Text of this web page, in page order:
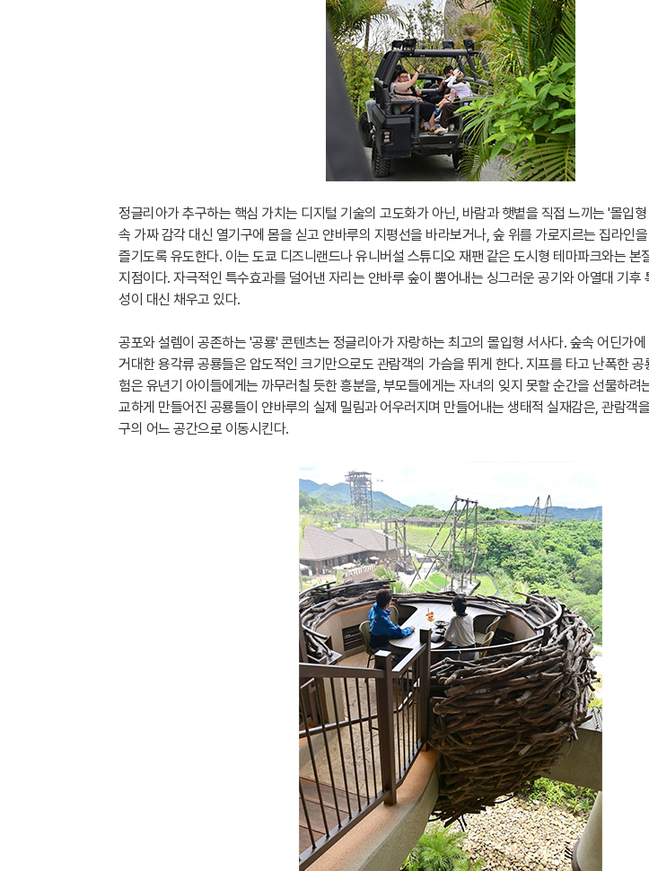
정글리아가 추구하는 핵심 가치는 디지털 기술의 고도화가 아닌, 바람과 햇볕을 직접 느끼는 '몰입
속 가짜 감각 대신 열기구에 몸을 싣고 얀바루의 지평선을 바라보거나, 숲 위를 가로지르는 집라인
즐기도록 유도한다. 이는 도쿄 디즈니랜드나 유니버설 스튜디오 재팬 같은 도시형 테마파크와는 본
지점이다. 자극적인 특수효과를 덜어낸 자리는 얀바루 숲이 뿜어내는 싱그러운 공기와 아열대 기후
성이 대신 채우고 있다.
공포와 설렘이 공존하는 '공룡' 콘텐츠는 정글리아가 자랑하는 최고의 몰입형 서사다. 숲속 어딘가
거대한 용각류 공룡들은 압도적인 크기만으로도 관람객의 가슴을 뛰게 한다. 지프를 타고 난폭한 공
험은 유년기 아이들에게는 까무러칠 듯한 흥분을, 부모들에게는 자녀의 잊지 못할 순간을 선물하려
교하게 만들어진 공룡들이 얀바루의 실제 밀림과 어우러지며 만들어내는 생태적 실재감은, 관람객
구의 어느 공간으로 이동시킨다.